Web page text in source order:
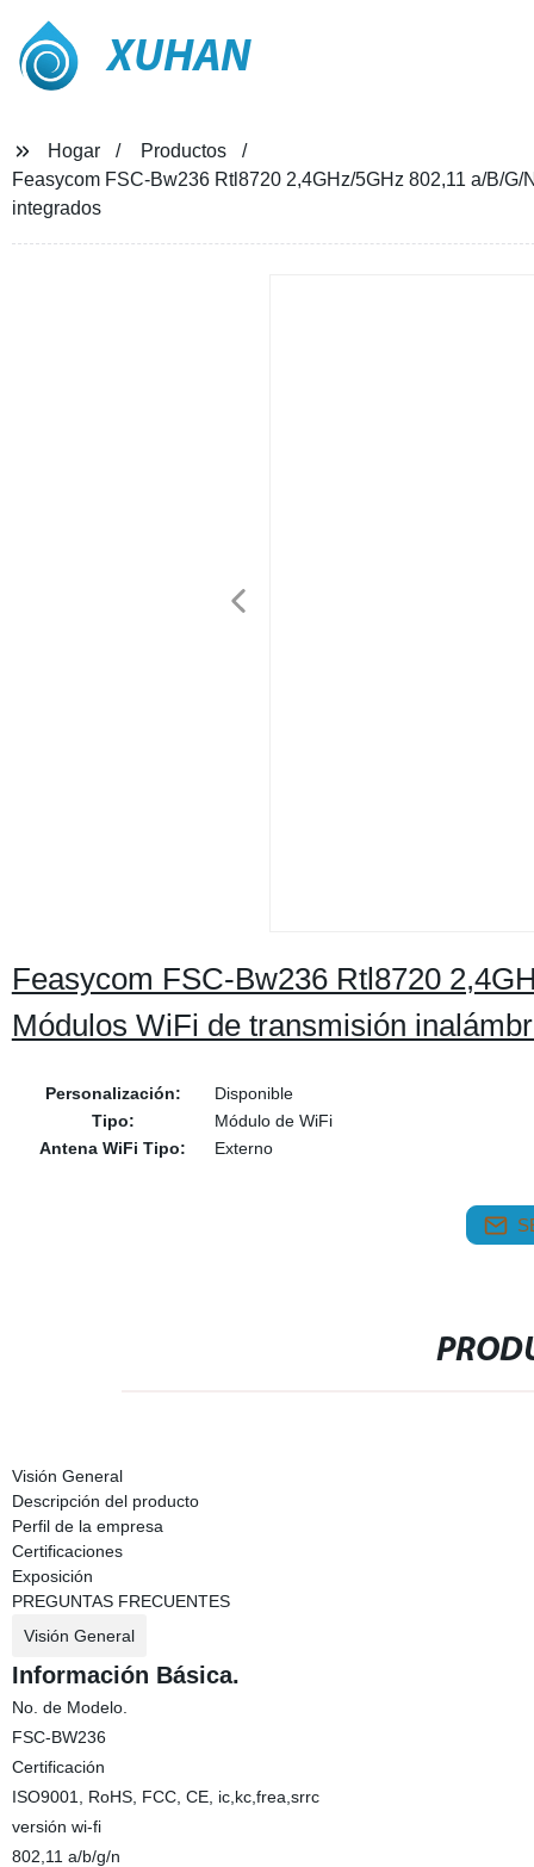
XUHAN
Hogar
Productos
Feasycom FSC-Bw236 Rtl8720 2,4GHz/5GHz 802,11 a/B/
integrados
Feasycom FSC-Bw236 Rtl8720
Módulos WiFi de transmisión
Personalización:
Disponible
Tipo:
Módulo de WiFi
Antena WiFi Tipo:
Externo
Visión General
Descripción del producto
Perfil de la empresa
Certificaciones
Exposición
PREGUNTAS FRECUENTES
Visión General
Información Básica.
No. de Modelo.
FSC-BW236
Certificación
ISO9001, RoHS, FCC, CE, ic,kc,frea,srrc
versión wi-fi
802,11 a/b/g/n